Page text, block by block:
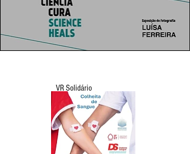
VR Solidário